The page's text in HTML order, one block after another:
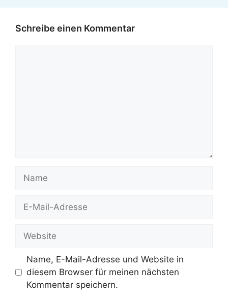
Schreibe einen Kommentar
Name
Website
Name, E-Mail-Adresse und Website in
diesem Browser für meinen nächsten
Kommentar speichern.